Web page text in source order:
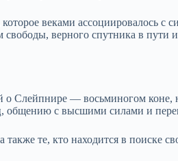
веками ассоциировалось
свободы, верного спутника в
о Слейпнире — восьминогом
общению с высшими силами и
те, кто находится в поиске